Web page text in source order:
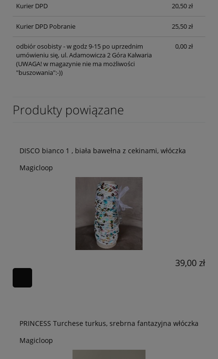
Kurier DPD 20,50 zł
Kurier DPD Pobranie 25,50 zł
odbiór osobisty - w godz 9-15 po uprzednim
umówieniu się, ul. Adamowicza 2 Góra Kalwaria
(UWAGA! w magazynie nie ma możliwości
"buszowania":-))
0,00 zł
Produkty powiązane
DISCO bianco 1 , biała bawełna z cekinami, włóczka
Magicloop
39,00 zł
PRINCESS Turchese turkus, srebrna fantazyjna włóczka
Magicloop